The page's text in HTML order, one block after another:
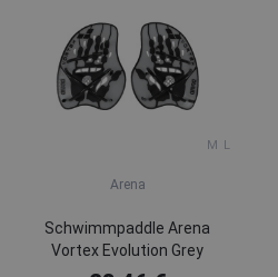
M L
Arena
Schwimmpaddle Arena
Vortex Evolution Grey